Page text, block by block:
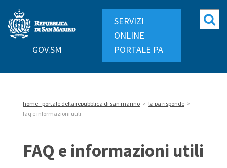
Repubblica
di
GOV.SM
SERVIZI
ONLINE
PORTALE PA
home - portale della repubblica di san marino > la pa risponde >
faq e informazioni utili
FAQ e informazioni utili